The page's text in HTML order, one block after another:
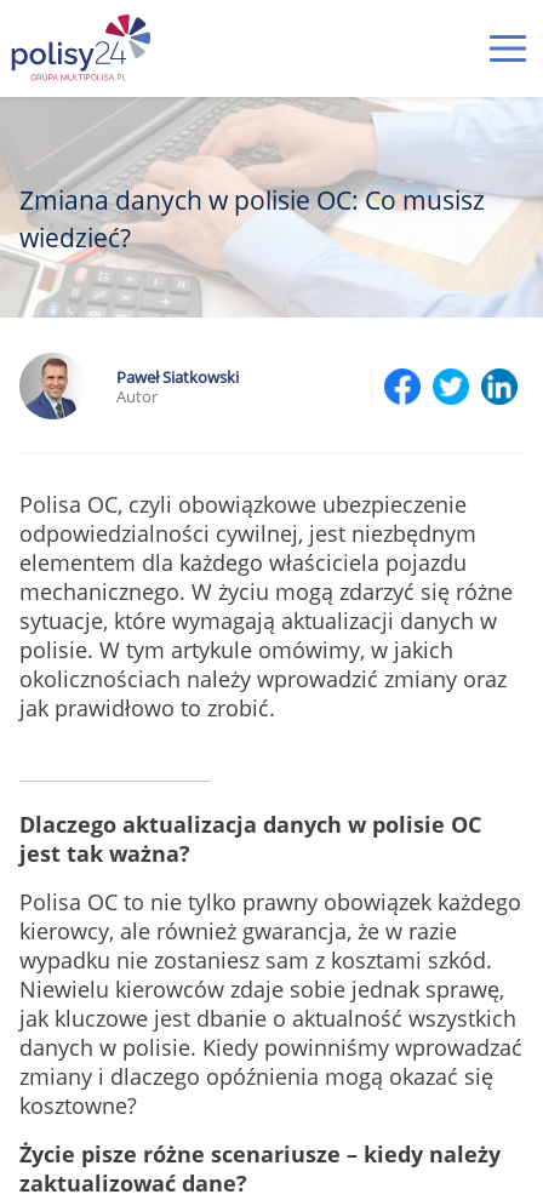
Zmiana danych w polisie OC: Co musisz
wiedzieć?
Paweł Siatkowski
Autor
Polisa OC, czyli obowiązkowe ubezpieczenie
odpowiedzialności cywilnej, jest niezbędnym
elementem dla każdego właściciela pojazdu
mechanicznego. W życiu mogą zdarzyć się różne
sytuacje, które wymagają aktualizacji danych w
polisie. W tym artykule omówimy, w jakich
okolicznościach należy wprowadzić zmiany oraz
jak prawidłowo to zrobić.
Dlaczego aktualizacja danych w polisie OC
jest tak ważna?
Polisa OC to nie tylko prawny obowiązek każdego
kierowcy, ale również gwarancja, że w razie
wypadku nie zostaniesz sam z kosztami szkód.
Niewielu kierowców zdaje sobie jednak sprawę,
jak kluczowe jest dbanie o aktualność wszystkich
danych w polisie. Kiedy powinniśmy wprowadzać
zmiany i dlaczego opóźnienia mogą okazać się
kosztowne?
Życie pisze różne scenariusze – kiedy należy
zaktualizować dane?